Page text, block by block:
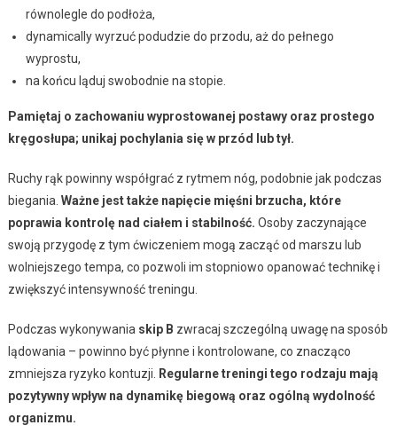
równolegle do podłoża,
dynamically wyrzuć podudzie do przodu, aż do pełnego
wyprostu,
na końcu ląduj swobodnie na stopie.
Pamiętaj o zachowaniu wyprostowanej postawy oraz prostego
kręgosłupa; unikaj pochylania się w przód lub tył.
Ruchy rąk powinny współgrać z rytmem nóg, podobnie jak podczas
biegania. Ważne jest także napięcie mięśni brzucha, które
poprawia kontrolę nad ciałem i stabilność. Osoby zaczynające
swoją przygodę z tym ćwiczeniem mogą zacząć od marszu lub
wolniejszego tempa, co pozwoli im stopniowo opanować technikę i
zwiększyć intensywność treningu.
Podczas wykonywania skip B zwracaj szczególną uwagę na sposób
lądowania – powinno być płynne i kontrolowane, co znacząco
zmniejsza ryzyko kontuzji.
Regularne treningi tego rodzaju mają
pozytywny wpływ na dynamikę biegową oraz ogólną wydolność
organizmu.